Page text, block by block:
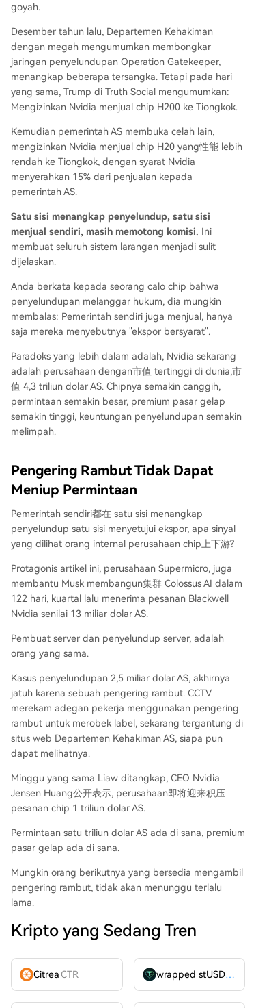
goyah.
Desember tahun lalu, Departemen Kehakiman
dengan megah mengumumkan membongkar
jaringan penyelundupan Operation Gatekeeper,
menangkap beberapa tersangka. Tetapi pada hari
yang sama, Trump di Truth Social mengumumkan:
Mengizinkan Nvidia menjual chip H200 ke Tiongkok.
Kemudian pemerintah AS membuka celah lain,
mengizinkan Nvidia menjual chip H20 yang性能 lebih
rendah ke Tiongkok, dengan syarat Nvidia
menyerahkan 15% dari penjualan kepada
pemerintah AS.
Satu sisi menangkap penyelundup, satu sisi
menjual sendiri, masih memotong komisi. Ini
membuat seluruh sistem larangan menjadi sulit
dijelaskan.
Anda berkata kepada seorang calo chip bahwa
penyelundupan melanggar hukum, dia mungkin
membalas: Pemerintah sendiri juga menjual, hanya
saja mereka menyebutnya "ekspor bersyarat".
Paradoks yang lebih dalam adalah, Nvidia sekarang
adalah perusahaan dengan市值 tertinggi di dunia,市
值 4,3 triliun dolar AS. Chipnya semakin canggih,
permintaan semakin besar, premium pasar gelap
semakin tinggi, keuntungan penyelundupan semakin
melimpah.
Pengering Rambut Tidak Dapat
Meniup Permintaan
Pemerintah sendiri都在 satu sisi menangkap
penyelundup satu sisi menyetujui ekspor, apa sinyal
yang dilihat orang internal perusahaan chip上下游?
Protagonis artikel ini, perusahaan Supermicro, juga
membantu Musk membangun集群 Colossus AI dalam
122 hari, kuartal lalu menerima pesanan Blackwell
Nvidia senilai 13 miliar dolar AS.
Pembuat server dan penyelundup server, adalah
orang yang sama.
Kasus penyelundupan 2,5 miliar dolar AS, akhirnya
jatuh karena sebuah pengering rambut. CCTV
merekam adegan pekerja menggunakan pengering
rambut untuk merobek label, sekarang tergantung di
situs web Departemen Kehakiman AS, siapa pun
dapat melihatnya.
Minggu yang sama Liaw ditangkap, CEO Nvidia
Jensen Huang公开表示, perusahaan即将迎来积压
pesanan chip 1 triliun dolar AS.
Permintaan satu triliun dolar AS ada di sana, premium
pasar gelap ada di sana.
Mungkin orang berikutnya yang bersedia mengambil
pengering rambut, tidak akan menunggu terlalu
lama.
Kripto yang Sedang Tren
CitreaCTR wrapped stUSDT